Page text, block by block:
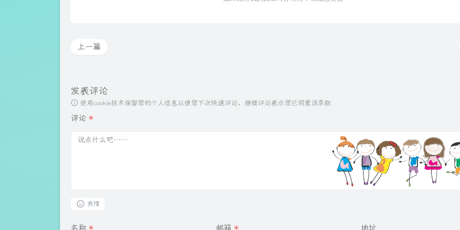
上一篇
发表评论
使用cookie技术保留您的个人信息以便您下次快速评论，继续评论表示您已同意该条款
评论 *
表情
名称 * 邮箱 * 地址